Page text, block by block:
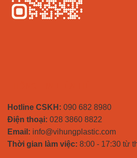
Hotline CSKH: 090 682 8980
Điện thoại: 028 3860 8822
Email: info@vihungplastic.com
Thời gian làm việc: 8:00 - 17:30 từ